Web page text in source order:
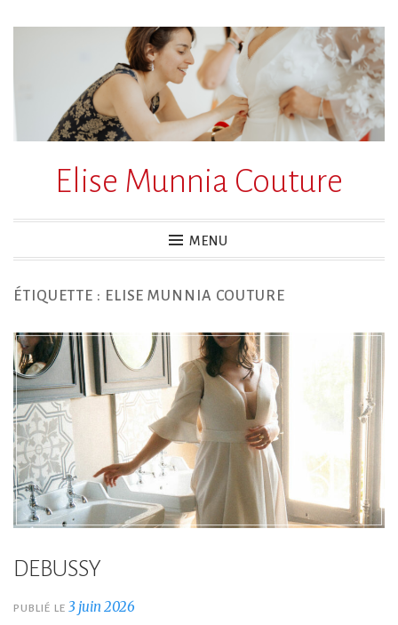
Elise Munnia Couture
MENU
ÉTIQUETTE : ELISE MUNNIA COUTURE
DEBUSSY
PUBLIÉ LE 3 juin 2026